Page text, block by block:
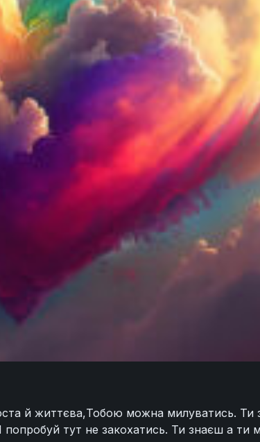
й життєва,Тобою можна милуватись.
тут не закохатись. Ти знаєш а ти